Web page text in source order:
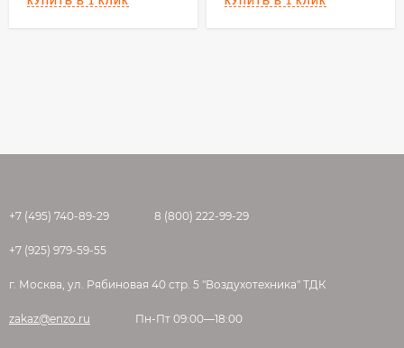
эластичный
атмосферо- и озоностойкий
Характеристики:
+7 (495) 740-89-29 8 (800) 222-99-29
+7 (925) 979-59-55
г. Москва, ул. Рябиновая 40 стр. 5 "Воздухотехника" ТДК
zakaz@enzo.ru Пн-Пт 09:00—18:00